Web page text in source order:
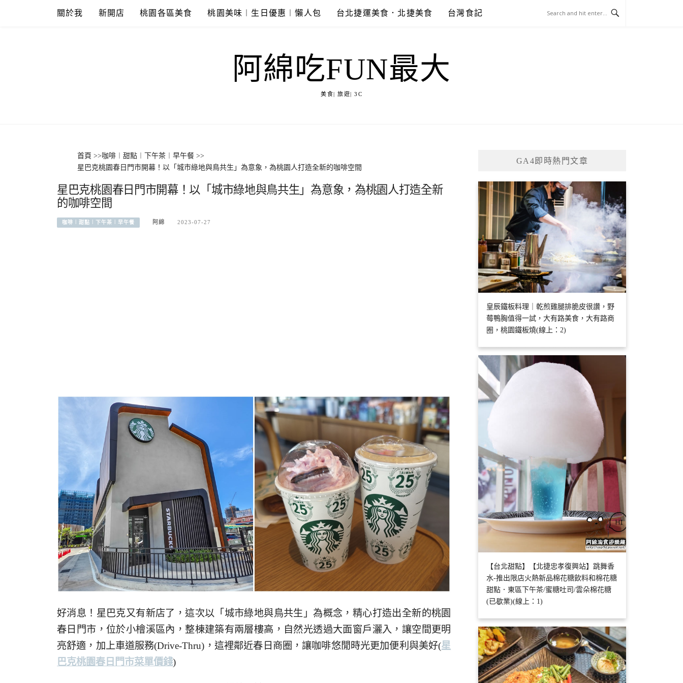
關於我 新開店 桃園各區美食 桃園美味︱生日優惠︱懶人包 台北捷運美食．北捷美食 台灣食記
阿綿吃FUN最大
美食| 旅遊| 3C
首頁 >>咖啡︱甜點︱下午茶︱早午餐 >>
星巴克桃園春日門市開幕！以「城市綠地與鳥共生」為意象，為桃園人打造全新的咖啡空間
星巴克桃園春日門市開幕！以「城市綠地與鳥共生」為意象，為桃園人打造全新
的咖啡空間
咖啡︱甜點︱下午茶︱早午餐 阿綿 2023-07-27
好消息！星巴克又有新店了，這次以「城市綠地與鳥共生」為概念，精心打造出全新的桃園
春日門市，位於小檜溪區內，整棟建築有兩層樓高，自然光透過大面窗戶灑入，讓空間更明
亮舒適，加上車道服務(Drive-Thru)，這裡鄰近春日商圈，讓咖啡悠閒時光更加便利與美好(星
巴克桃園春日門市菜單價錢)
GA4即時熱門文章
皇辰鐵板料理｜乾煎雞腿排脆皮很讚，野
莓鴨胸值得一試，大有路美食，大有路商
圈，桃園鐵板燒(線上：2)
【台北甜點】【北捷忠孝復興站】跳舞香
水-推出限店火熱新品棉花糖飲料和棉花糖
甜點．東區下午茶/蜜糖吐司/雲朵棉花糖
(已歇業)(線上：1)